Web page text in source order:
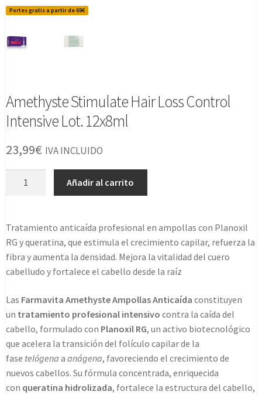
Portes gratis a partir de 69€
Amethyste Stimulate Hair Loss Control
Intensive Lot. 12x8ml
23,99€ IVA INCLUIDO
Control
Intensive
Lot.
12x8ml
Añadir al carrito
Tratamiento anticaída profesional en ampollas con Planoxil
RG y queratina, que estimula el crecimiento capilar, refuerza la
fibra y aumenta la densidad. Mejora la vitalidad del cuero
cabelludo y fortalece el cabello desde la raíz
Las Farmavita Amethyste Ampollas Anticaída constituyen
un tratamiento profesional intensivo contra la caída del
cabello, formulado con Planoxil RG, un activo biotecnológico
que acelera la transición del folículo capilar de la
fase telógena a anágena, favoreciendo el crecimiento de
nuevos cabellos. Su fórmula concentrada, enriquecida
con queratina hidrolizada, fortalece la estructura del cabello,